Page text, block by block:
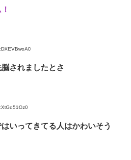
されましたとさ
いってきてる人はかわいそう